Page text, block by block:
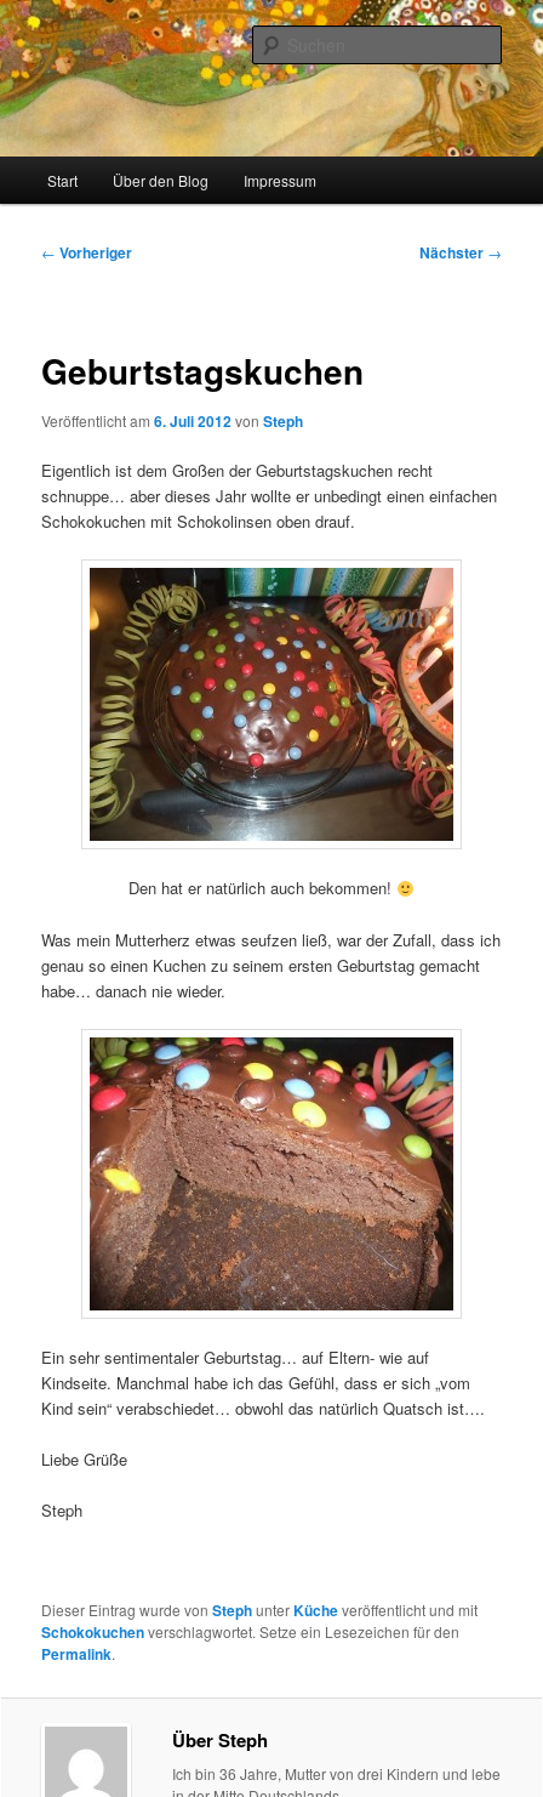
Zum
primären
Inhalt
springenmeinzigartig
Stricken, Nähen und alles was man selber machen kann
Start Über den Blog Impressum
Beitragsnavigation
← Vorheriger Nächster →
Geburtstagskuchen
Veröffentlicht am6. Juli 2012vonSteph
Eigentlich ist dem Großen der Geburtstagskuchen recht
schnuppe… aber dieses Jahr wollte er unbedingt einen einfachen
Schokokuchen mit Schokolinsen oben drauf.
Den hat er natürlich auch bekommen!
Was mein Mutterherz etwas seufzen ließ, war der Zufall, dass ich
genau so einen Kuchen zu seinem ersten Geburtstag gemacht
habe… danach nie wieder.
Ein sehr sentimentaler Geburtstag… auf Eltern- wie auf
Kindseite. Manchmal habe ich das Gefühl, dass er sich „vom
Kind sein“ verabschiedet… obwohl das natürlich Quatsch ist….
Liebe Grüße
Steph
Dieser Eintrag wurde vonStephunterKücheveröffentlicht und mit
Schokokuchenverschlagwortet. Setze ein Lesezeichen für den
Permalink.
Über Steph
Ich bin 36 Jahre, Mutter von drei Kindern und lebe